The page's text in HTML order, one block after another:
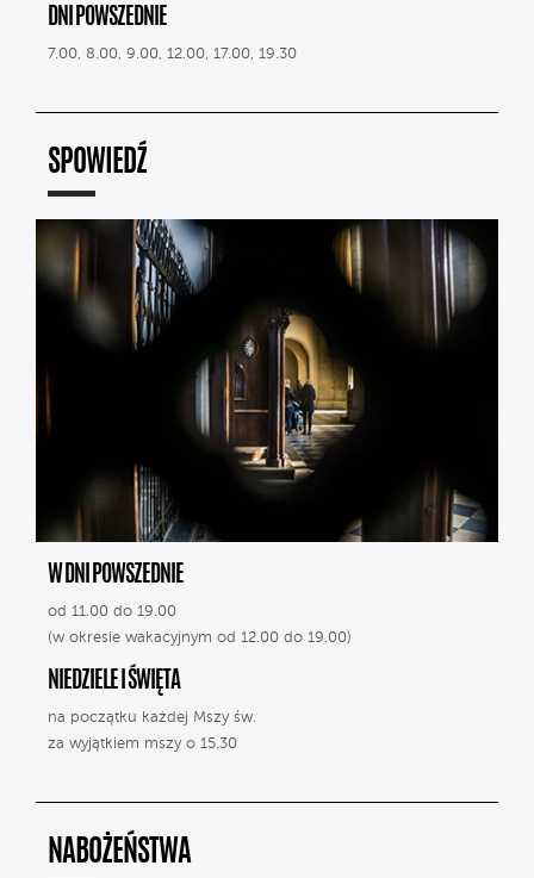
DNI POWSZEDNIE
7.00, 8.00, 9.00, 12.00, 17.00, 19.30
SPOWIEDŹ
W DNI POWSZEDNIE
od 11.00 do 19.00
(w okresie wakacyjnym od 12.00 do 19.00)
NIEDZIELE I ŚWIĘTA
na początku każdej Mszy św.
za wyjątkiem mszy o 15.30
NABOŻEŃSTWA